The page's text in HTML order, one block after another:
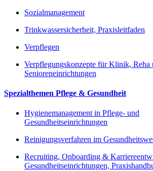
Sozialmanagement
Trinkwassersicherheit, Praxisleitfaden
Verpflegen
Verpflegungskonzepte für Klinik, Reha
Senioreneinrichtungen
Spezialthemen Pflege & Gesundheit
Hygienemanagement in Pflege- und
Gesundheitseinrichtungen
Reinigungsverfahren im
Recruiting, Onboarding &
Gesundheitseinrichtungen,